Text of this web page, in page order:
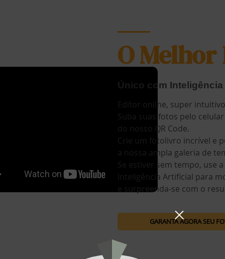
O
Único com
Editor online, super
Suba suas fotos pelo
do nosso QR Code.
Crie um fotolivro incrível e
a nossa ampla galeria de
Se estiver sem tempo, use
Inteligência Artificial para
e surpreenda-se com o
GARANTA AGORA SEU